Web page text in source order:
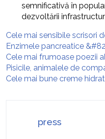
semnificativă în
dezvoltării
Cele mai sensibile scrisori
Enzimele pancreatice
Cele mai frumoase poezii
Pisicile, animalele de
Cele mai bune creme
press